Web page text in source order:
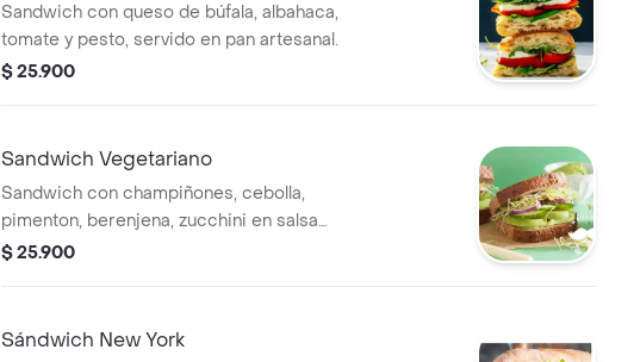
Sandwich con queso de búfala, albahaca,
tomate y pesto, servido en pan artesanal.
$ 25.900
Sandwich Vegetariano
Sandwich con champiñones, cebolla,
pimenton, berenjena, zucchini en salsa
pesto y queso mozarella.
$ 25.900
Sándwich New York